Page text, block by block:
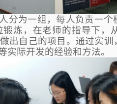
分为一组，每人负责一
炼，在老师的指导下，
出自己的项目。通过实
实际开发的经验和方法。